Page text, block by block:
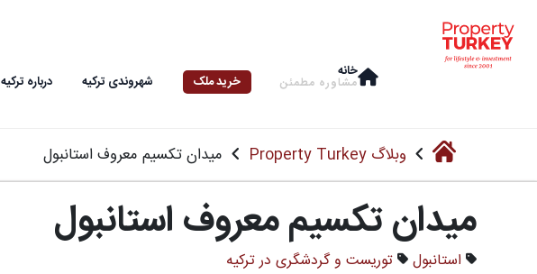
خانه
مشاوره‌ مطمئن خرید ملک شهروندی ترکیه درباره ترکیه
وبلاگ Property Turkey میدان تکسیم معروف استانبول
استانبول توریست و گردشگری در ترکیه
میدان تکسیم معروف استانبول